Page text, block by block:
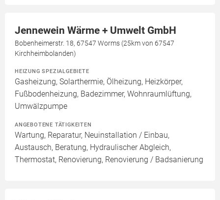
Jennewein Wärme + Umwelt GmbH
Bobenheimerstr. 18, 67547 Worms (25km von 67547
Kirchheimbolanden)
HEIZUNG SPEZIALGEBIETE
Gasheizung, Solarthermie, Ölheizung, Heizkörper,
Fußbodenheizung, Badezimmer, Wohnraumlüftung,
Umwälzpumpe
ANGEBOTENE TÄTIGKEITEN
Wartung, Reparatur, Neuinstallation / Einbau,
Austausch, Beratung, Hydraulischer Abgleich,
Thermostat, Renovierung, Renovierung / Badsanierung